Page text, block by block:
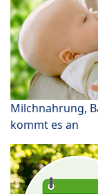
Milchnahrung,
kommt es an